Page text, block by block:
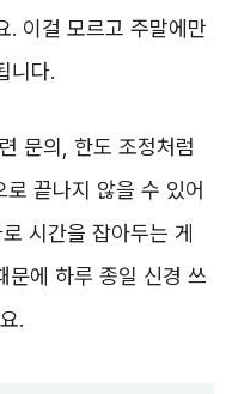
. 이걸 모르고 주말에만
니다.
문의, 한도 조정처럼
끝나지 않을 수 있어
시간을 잡아두는 게
문에 하루 종일 신경 쓰
.